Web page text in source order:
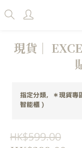
現貨｜
指定分類，＊現貨專
智能櫃 )
HK$599.00